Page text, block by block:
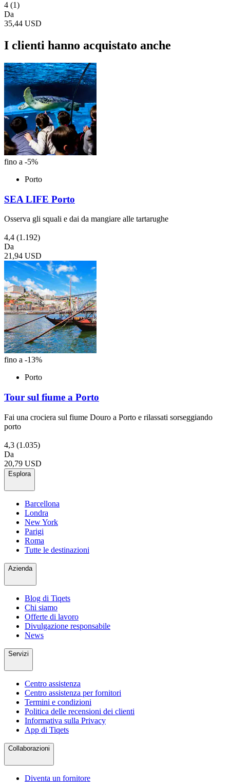
4 (1)
Da
35,44 USD
I clienti hanno acquistato anche
fino a -5%
Porto
SEA LIFE Porto
Osserva gli squali e dai da mangiare alle tartarughe
4,4 (1.192)
Da
21,94 USD
fino a -13%
Porto
Tour sul fiume a Porto
Fai una crociera sul fiume Douro a Porto e rilassati sorseggiando
porto
4,3 (1.035)
Da
20,79 USD
Esplora
Barcellona
Londra
New York
Parigi
Roma
Tutte le destinazioni
Azienda
Blog di Tiqets
Chi siamo
Offerte di lavoro
Divulgazione responsabile
News
Servizi
Centro assistenza
Centro assistenza per fornitori
Termini e condizioni
Politica delle recensioni dei clienti
Informativa sulla Privacy
App di Tiqets
Collaborazioni
Diventa un fornitore